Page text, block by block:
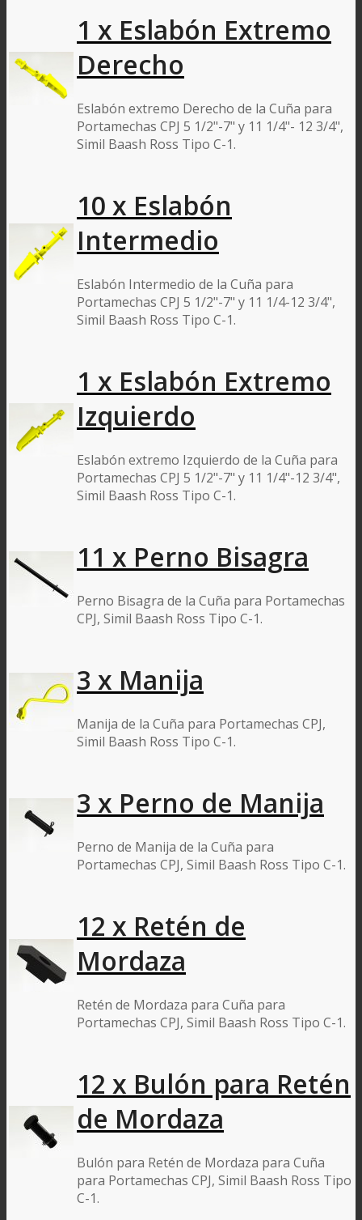
1 x Eslabón Extremo
Derecho
Eslabón extremo Derecho de la Cuña para
Portamechas CPJ 5 1/2"-7" y 11 1/4"- 12 3/4",
Simil Baash Ross Tipo C-1.
10 x Eslabón
Intermedio
Eslabón Intermedio de la Cuña para
Portamechas CPJ 5 1/2"-7" y 11 1/4-12 3/4",
Simil Baash Ross Tipo C-1.
1 x Eslabón Extremo
Izquierdo
Eslabón extremo Izquierdo de la Cuña para
Portamechas CPJ 5 1/2"-7" y 11 1/4"-12 3/4",
Simil Baash Ross Tipo C-1.
11 x Perno Bisagra
Perno Bisagra de la Cuña para Portamechas
CPJ, Simil Baash Ross Tipo C-1.
3 x Manija
Manija de la Cuña para Portamechas CPJ,
Simil Baash Ross Tipo C-1.
3 x Perno de Manija
Perno de Manija de la Cuña para
Portamechas CPJ, Simil Baash Ross Tipo C-1.
12 x Retén de
Mordaza
Retén de Mordaza para Cuña para
Portamechas CPJ, Simil Baash Ross Tipo C-1.
12 x Bulón para Retén
de Mordaza
Bulón para Retén de Mordaza para Cuña
para Portamechas CPJ, Simil Baash Ross Tipo
C-1.